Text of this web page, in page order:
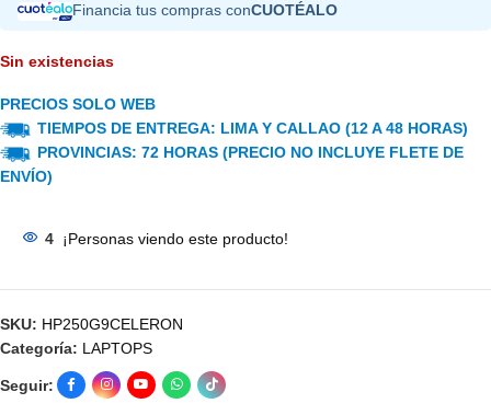
Financia tus compras conCUOTÉALO
Sin existencias
PRECIOS SOLO WEB
TIEMPOS DE ENTREGA: LIMA Y CALLAO (12 A 48 HORAS)
PROVINCIAS: 72 HORAS (PRECIO NO INCLUYE FLETE DE
ENVÍO)
4 ¡Personas viendo este producto!
SKU: HP250G9CELERON
Categoría: LAPTOPS
Seguir: